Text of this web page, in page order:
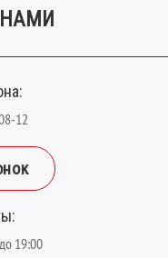
12
19:00